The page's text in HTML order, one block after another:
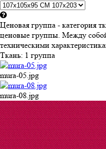
Ценовая группа - категория
ценовые группы. Между
техническими
Ткань: 1 группа
mura-05.jpg
mura-08.jpg